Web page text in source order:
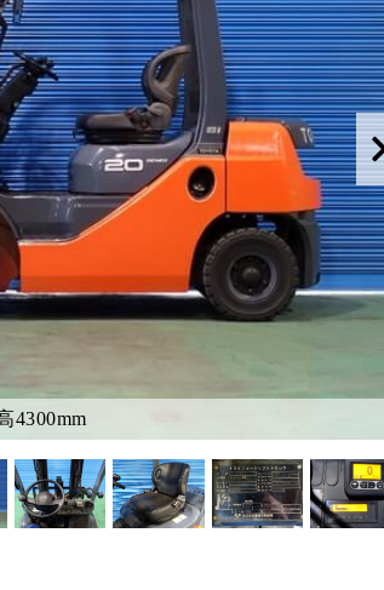
4300mm